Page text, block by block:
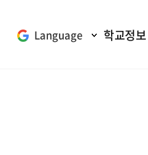
Language 학교정보